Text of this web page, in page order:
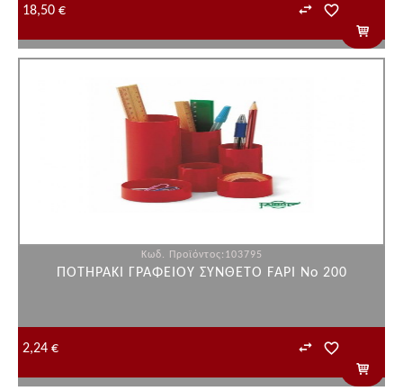
18,50 €
Κωδ. Προϊόντος:103795
ΠΟΤΗΡΑΚΙ ΓΡΑΦΕΙΟΥ ΣΥΝΘΕΤΟ FΑΡΙ Νο 200
2,24 €